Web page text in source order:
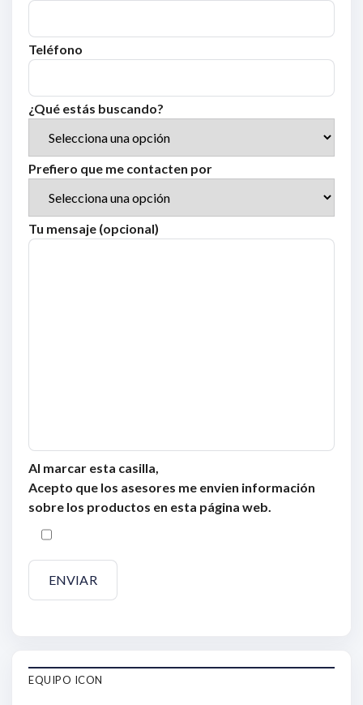
Teléfono
¿Qué estás buscando?
Prefiero que me contacten por
Tu mensaje (opcional)
Al marcar esta casilla,
Acepto que los asesores me envien información
sobre los productos en esta página web.
EQUIPO ICON